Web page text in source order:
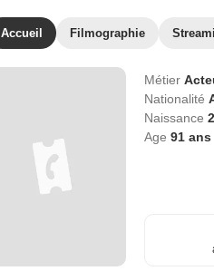
Accueil Filmographie
Métier
Nationalité
Naissance
Age 91ans